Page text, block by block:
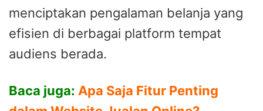
menciptakan pengalaman belanja yang
efisien di berbagai platform tempat
audiens berada.
Baca juga: Apa Saja Fitur Penting